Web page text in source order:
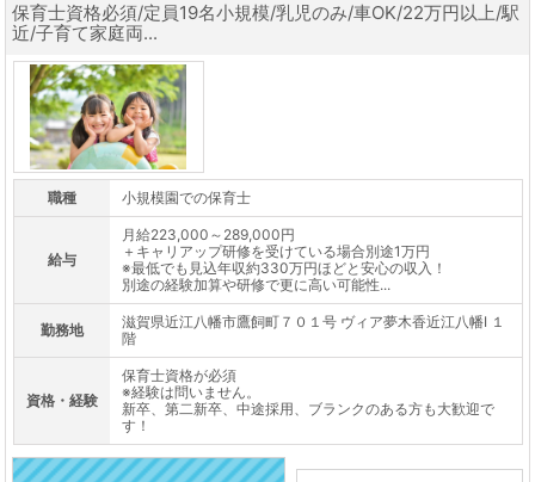
保育士資格必須/定員19名小規模/乳児のみ/車OK/22万円以上/駅
近/子育て家庭両...
職種 小規模園での保育士
給与
月給223,000～289,000円
＋キャリアップ研修を受けている場合別途1万円
※最低でも見込年収約330万円ほどと安心の収入！
別途の経験加算や研修で更に高い可能性...
勤務地
滋賀県近江八幡市鷹飼町７０１号 ヴィア夢木香近江八幡Ⅰ １
階
資格・経験
保育士資格が必須
※経験は問いません。
新卒、第二新卒、中途採用、ブランクのある方も大歓迎で
す！